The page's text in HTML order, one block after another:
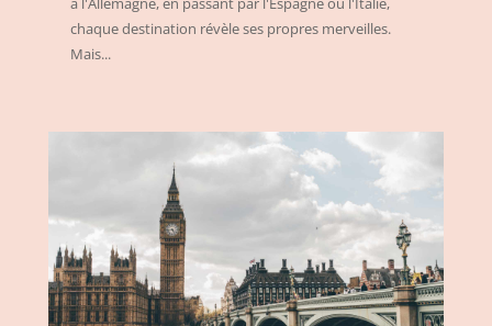
chaque destination révèle ses propres merveilles.
Mais...